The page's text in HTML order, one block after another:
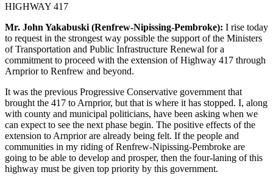
HIGHWAY 417
Mr. John Yakabuski (Renfrew-Nipissing-Pembroke): I rise today
to request in the strongest way possible the support of the Ministers
of Transportation and Public Infrastructure Renewal for a
commitment to proceed with the extension of Highway 417 through
Arnprior to Renfrew and beyond.
It was the previous Progressive Conservative government that
brought the 417 to Arnprior, but that is where it has stopped. I, along
with county and municipal politicians, have been asking when we
can expect to see the next phase begin. The positive effects of the
extension to Arnprior are already being felt. If the people and
communities in my riding of Renfrew-Nipissing-Pembroke are
going to be able to develop and prosper, then the four-laning of this
highway must be given top priority by this government.